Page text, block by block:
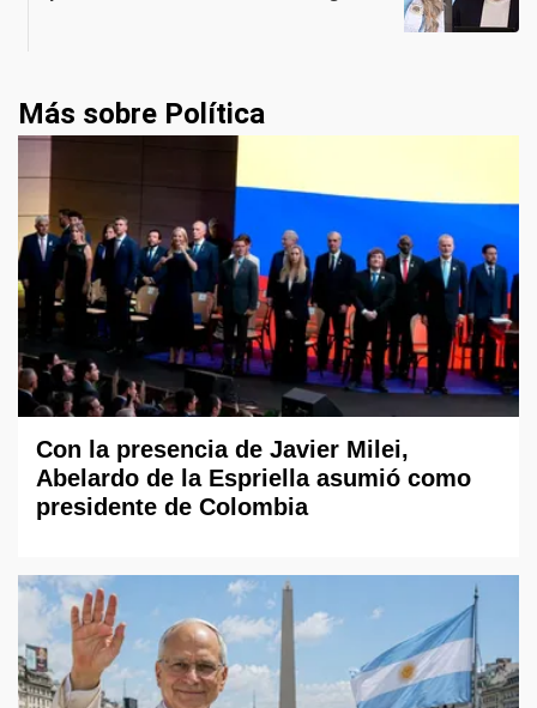
Más sobre Política
Con la presencia de Javier Milei,
Abelardo de la Espriella asumió como
presidente de Colombia